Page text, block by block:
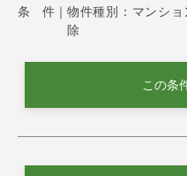
条 件｜ 物件種別：マンシ
除
この条